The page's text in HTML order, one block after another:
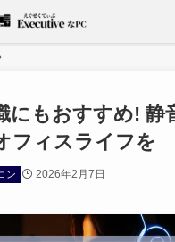
にもおすすめ! 静
フィスライフを
ン 2026年2月7日